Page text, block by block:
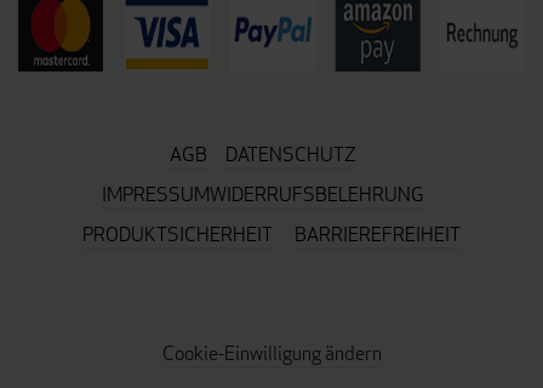
AGB
DATENSCHUTZ
IMPRESSUMWIDERRUFSBELEHRUNG
PRODUKTSICHERHEIT
BARRIEREFREIHEIT
Cookie-Einwilligung ändern